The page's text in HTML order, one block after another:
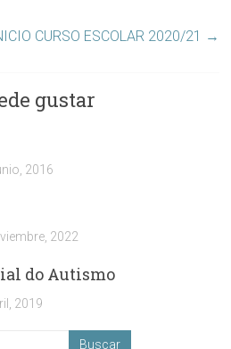
CURSO ESCOLAR 2020/21 →
gustar
2016
2022
do Autismo
2019